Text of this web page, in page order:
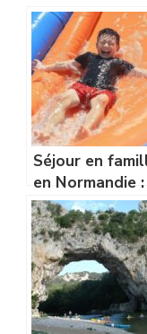
Séjour en
en Normandie :
découvrez les
meilleures
structures
gonflables
vos enfants